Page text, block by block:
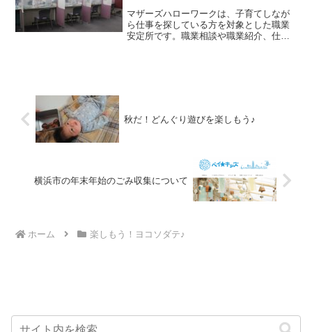
マザーズハローワークは、子育てしなが
ら仕事を探している方を対象とした職業
安定所です。職業相談や職業紹介、仕事
秋だ！どんぐり遊びを楽しもう♪
横浜市の年末年始のごみ収集について
ホーム 楽しもう！ヨコソダテ♪